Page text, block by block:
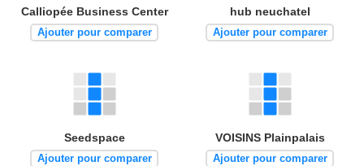
Calliopée Business Center
Ajouter pour comparer
hub neuchatel
Ajouter pour comparer
Seedspace
Ajouter pour comparer
VOISINS Plainpalais
Ajouter pour comparer